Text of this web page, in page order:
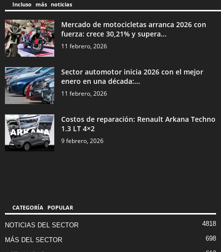
Incluso más noticias
Mercado de motocicletas arranca 2026 con
fuerza: crece 30,21% y supera...
11 febrero, 2026
Sector automotor inicia 2026 con el mejor
enero en una década:...
11 febrero, 2026
Costos de reparación: Renault Arkana Techno
1.3 LT 4×2
9 febrero, 2026
CATEGORÍA POPULAR
NOTICIAS DEL SECTOR 4818
MÁS DEL SECTOR 698